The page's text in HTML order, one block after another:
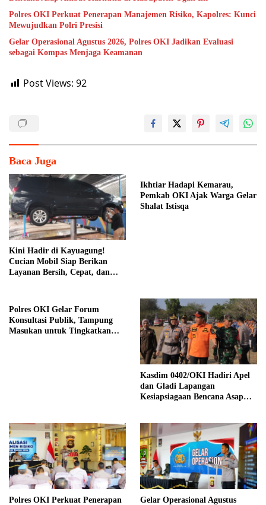
Polres OKI Perkuat Penerapan Manajemen Risiko, Kapolres: Kunci
Mewujudkan Polri Presisi
Gelar Operasional Agustus 2026, Polres OKI Jadikan Evaluasi
sebagai Kompas Menjaga Keamanan
Post Views: 92
Baca Juga
Kini Hadir di Kayuagung!
Cucian Mobil Siap Berikan
Layanan Bersih, Cepat, dan
Ikhtiar Hadapi Kemarau,
Pemkab OKI Ajak Warga Gelar
Shalat Istisqa
Polres OKI Gelar Forum
Konsultasi Publik, Tampung
Masukan untuk Tingkatkan
Kasdim 0402/OKI Hadiri Apel
dan Gladi Lapangan
Kesiapsiagaan Bencana Asap
Polres OKI Perkuat Penerapan
Gelar Operasional Agustus